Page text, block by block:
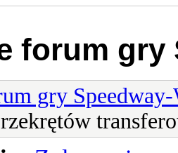
forum gry
gry